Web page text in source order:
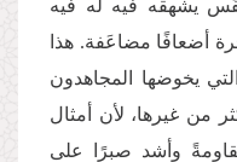
يشهقه فيه له فيه
أضعافًا مضاعَفة. هذا
يخوضها المجاهدون
من غيرها، لأن أمثال
وأشد صبرًا على